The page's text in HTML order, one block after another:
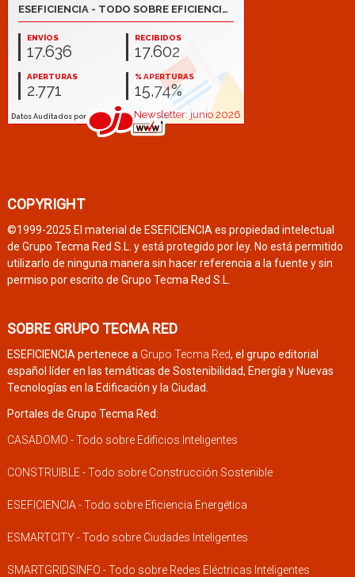
COPYRIGHT
©1999-2025 El material de ESEFICIENCIA es propiedad intelectual
de Grupo Tecma Red S.L. y está protegido por ley. No está permitido
utilizarlo de ninguna manera sin hacer referencia a la fuente y sin
permiso por escrito de Grupo Tecma Red S.L.
SOBRE GRUPO TECMA RED
ESEFICIENCIA pertenece a Grupo Tecma Red, el grupo editorial
español líder en las temáticas de Sostenibilidad, Energía y Nuevas
Tecnologías en la Edificación y la Ciudad.
Portales de Grupo Tecma Red:
CASADOMO - Todo sobre Edificios Inteligentes
CONSTRUIBLE - Todo sobre Construcción Sostenible
ESEFICIENCIA - Todo sobre Eficiencia Energética
ESMARTCITY - Todo sobre Ciudades Inteligentes
SMARTGRIDSINFO - Todo sobre Redes Eléctricas Inteligentes